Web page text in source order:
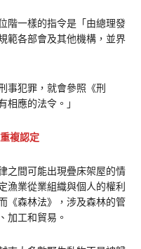
階一樣的指令是「由總理發
範各部會及其他機構，並界
事犯罪，就會參照《刑
應的法令。」
複認定
之間可能出現疊床架屋的情
漁業從業組織與個人的權利
《森林法》，涉及森林的管
加工和貿易。